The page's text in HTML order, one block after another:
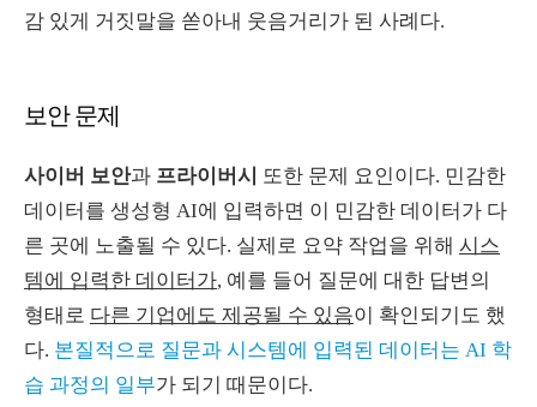
감 있게 거짓말을 쏟아내 웃음거리가 된 사례다.
보안 문제
사이버 보안과 프라이버시 또한 문제 요인이다. 민감한
데이터를 생성형 AI에 입력하면 이 민감한 데이터가 다
른 곳에 노출될 수 있다. 실제로 요약 작업을 위해 시스
템에 입력한 데이터가, 예를 들어 질문에 대한 답변의
형태로 다른 기업에도 제공될 수 있음이 확인되기도 했
다. 본질적으로 질문과 시스템에 입력된 데이터는 AI 학
습 과정의 일부가 되기 때문이다.